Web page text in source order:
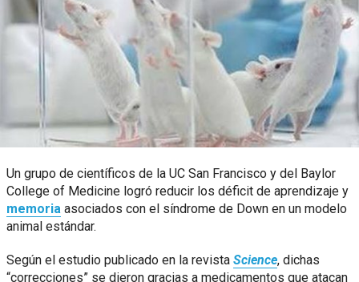
Un grupo de científicos de la UC San Francisco y del Baylor
College of Medicine logró reducir los déficit de aprendizaje y
memoria asociados con el síndrome de Down en un modelo
animal estándar.
Según el estudio publicado en la revista Science, dichas
“correcciones” se dieron gracias a medicamentos que atacan